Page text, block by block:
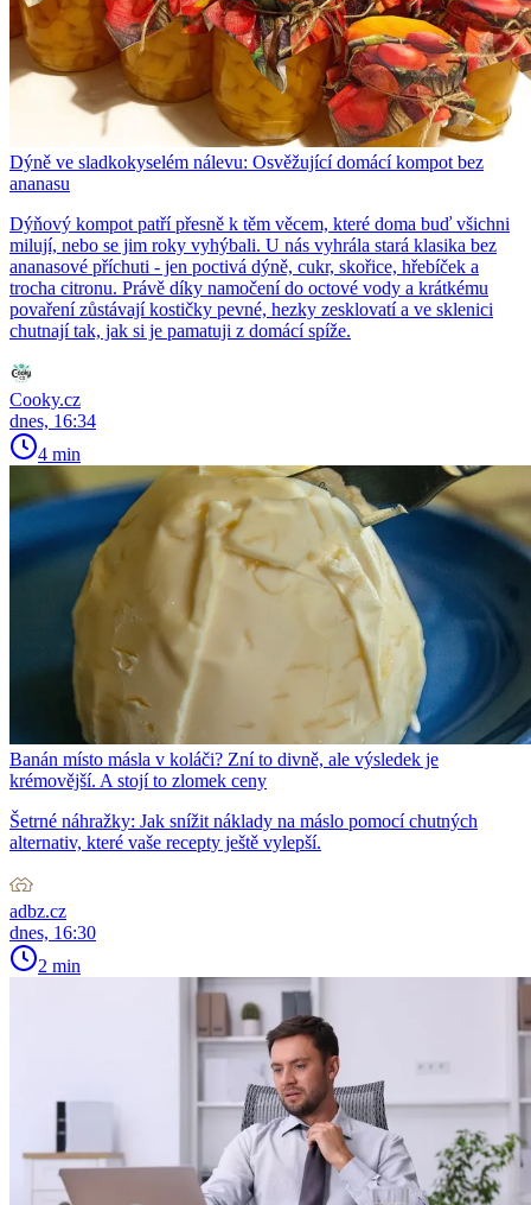
Dýně ve sladkokyselém nálevu: Osvěžující domácí kompot bez
ananasu
Dýňový kompot patří přesně k těm věcem, které doma buď všichni
milují, nebo se jim roky vyhýbali. U nás vyhrála stará klasika bez
ananasové příchuti - jen poctivá dýně, cukr, skořice, hřebíček a
trocha citronu. Právě díky namočení do octové vody a krátkému
povaření zůstávají kostičky pevné, hezky zesklovatí a ve sklenici
chutnají tak, jak si je pamatuji z domácí spíže.
Cooky.cz
dnes, 16:34
4 min
Banán místo másla v koláči? Zní to divně, ale výsledek je
krémovější. A stojí to zlomek ceny
Šetrné náhražky: Jak snížit náklady na máslo pomocí chutných
alternativ, které vaše recepty ještě vylepší.
adbz.cz
dnes, 16:30
2 min